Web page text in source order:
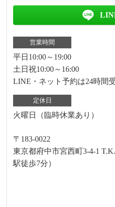
営業時間
平日10:00～19:00
土日祝10:00～16:00
LINE・ネット予約は24時間
定休日
火曜日（臨時休業あり）
〒183-0022
東京都府中市宮西町3-4-1
駅徒歩7分）